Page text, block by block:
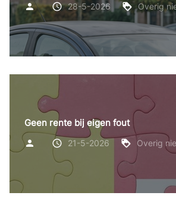
28-5-2026 Overig
Geen rente bij eigen fout
21-5-2026 Overig